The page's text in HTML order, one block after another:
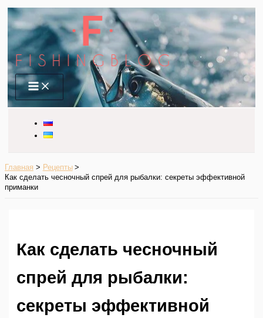
Перейти
содержимому
Main
Menu
Главная
Рецепты
Как сделать чесночный спрей для рыбалки: секреты эффективной
приманки
Как сделать чесночный
спрей для рыбалки:
секреты эффективной